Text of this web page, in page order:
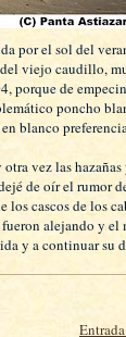
por el sol del
viejo caudillo,
porque de
poncho
blanco
vez las hazañas
de oír el rumor
los cascos de los
alejando y el
y a continuar su